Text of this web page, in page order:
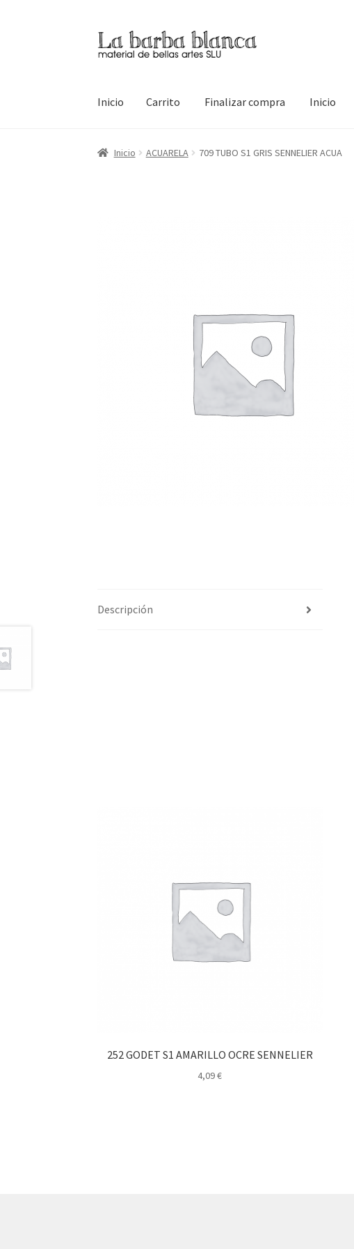
Ir
a
Ir
al
Inicio Carrito Finalizar compra Inicio
Inicio CarritoFinalizar compra Inicio Mi cuenta Tienda
Inicio ACUARELA 709 TUBO S1 GRIS SENNELIER ACUA
Descripción
252 GODET S1 AMARILLO OCRE SENNELIER
4,09€